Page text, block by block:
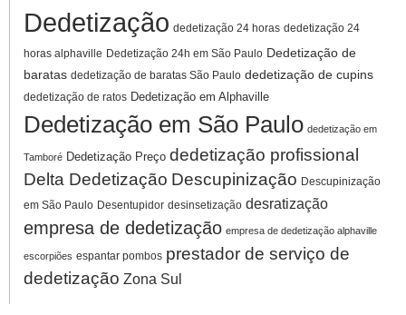
Dedetização dedetização 24 horas dedetização 24
horas alphaville Dedetização 24h em São Paulo Dedetização de
baratas dedetização de baratas São Paulo dedetização de cupins
dedetização de ratos Dedetização em Alphaville
Dedetização em São Paulo dedetização em
Tamboré Dedetização Preço dedetização profissional
Delta Dedetização Descupinização Descupinização
em São Paulo Desentupidor desinsetização desratização
empresa de dedetização empresa de dedetização alphaville
escorpiões espantar pombos prestador de serviço de
dedetização Zona Sul